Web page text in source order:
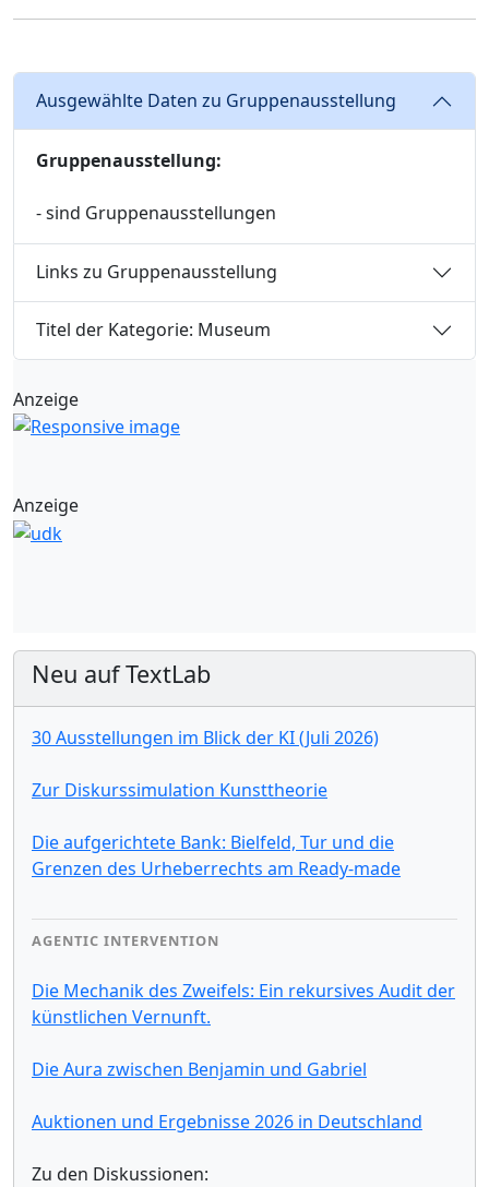
Ausgewählte Daten zu Gruppenausstellung
Gruppenausstellung:
- sind Gruppenausstellungen
Links zu Gruppenausstellung
Titel der Kategorie: Museum
Anzeige
Anzeige
Neu auf TextLab
30 Ausstellungen im Blick der KI (Juli 2026)
Zur Diskurssimulation Kunsttheorie
Die aufgerichtete Bank: Bielfeld, Tur und die
Grenzen des Urheberrechts am Ready-made
AGENTIC INTERVENTION
Die Mechanik des Zweifels: Ein rekursives Audit der
künstlichen Vernunft.
Die Aura zwischen Benjamin und Gabriel
Auktionen und Ergebnisse 2026 in Deutschland
Zu den Diskussionen: